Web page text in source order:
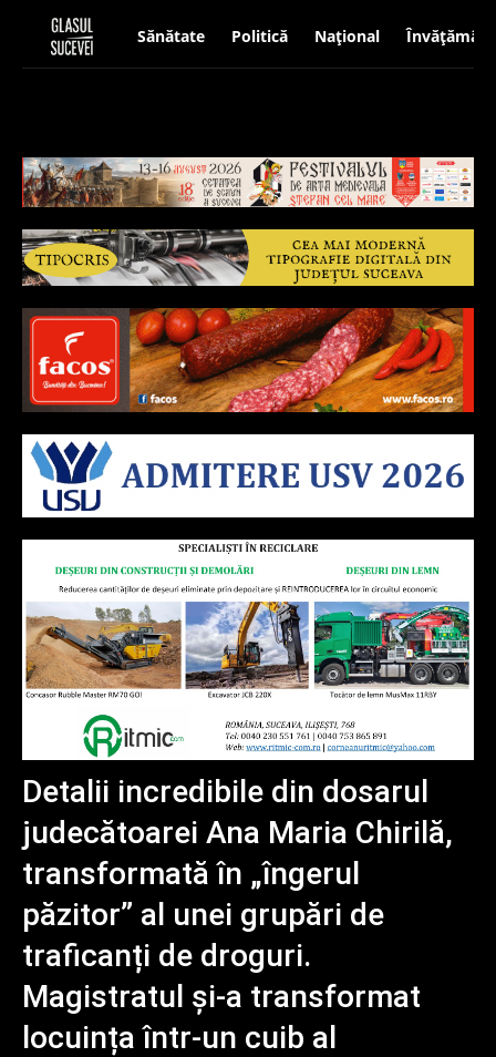
Sănătate Politică Național Învățământ
Detalii incredibile din dosarul
judecătoarei Ana Maria Chirilă,
transformată în „îngerul
păzitor” al unei grupări de
traficanți de droguri.
Magistratul și-a transformat
locuința într-un cuib al